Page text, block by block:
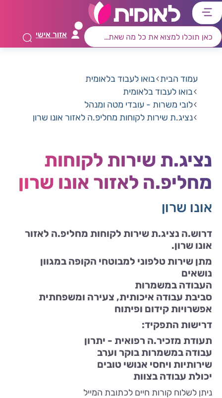
דלג
לתפריט
ראשי
דלג
לרכיב
חיפוש
דלג
לתוכן
מרכזי
דלג
לאזור
קישורים
אזור אישי
עמוד הבית בואו לעבוד בלאומית
בואו לעבוד בלאומית
לובי משרות - עובדי מטה ומנהל
נציג.ת שירות לקוחות מחליפ.ה לאזור אונו שרון
נציג.ת שירות לקוחות
מחליפ.ה לאזור אונו שרון
אונו שרון
דרוש.ה נציג.ת שירות לקוחות מחליפ.ה לאזור
אונו שרון.
מתן שירות טלפוני למבוטחי הקופה במגוון
נושאים
העבודה במשמרות
סביבת עבודה איכותית, צעירה ומשפחתית
אפשרויות קידום ופיתוח
דרישות התפקיד:
תעודת מזכיר.ה רפואית - יתרון
עבודה במשמרות בוקר וערב
שירותיות ויחסי אנושי טובים
יכולת עבודה בצוות
ניתן לשלוח קורות חיים לכתובת המייל